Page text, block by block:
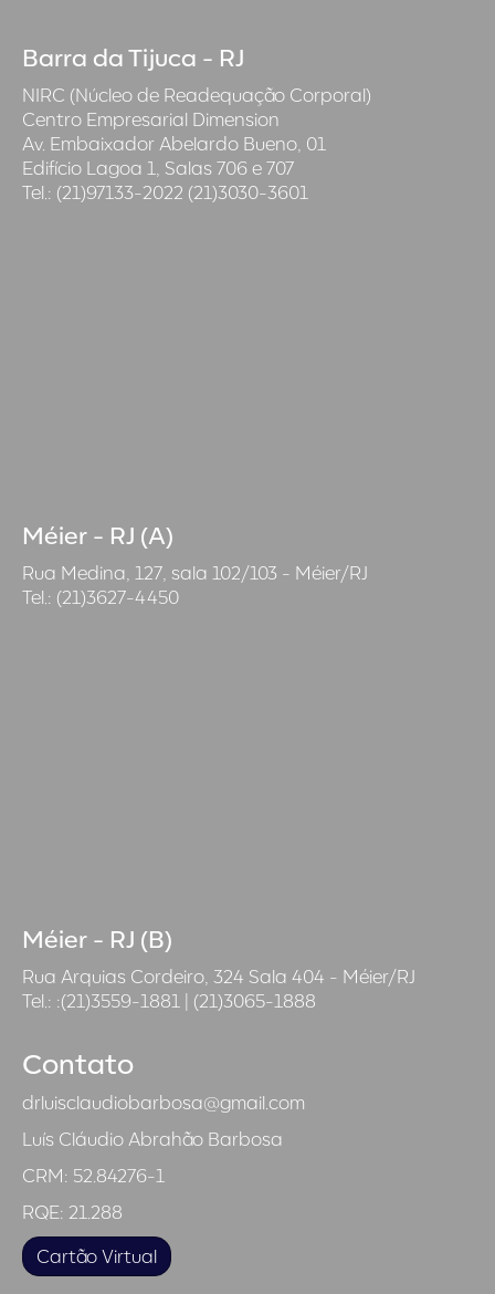
Barra da Tijuca - RJ
NIRC (Núcleo de Readequação Corporal)
Centro Empresarial Dimension
Av. Embaixador Abelardo Bueno, 01
Edifício Lagoa 1, Salas 706 e 707
Tel.: (21)97133-2022 (21)3030-3601
Méier - RJ (A)
Rua Medina, 127, sala 102/103 - Méier/RJ
Tel.: (21)3627-4450
Méier - RJ (B)
Rua Arquias Cordeiro, 324 Sala 404 - Méier/RJ
Tel.: :(21)3559-1881 | (21)3065-1888
Contato
drluisclaudiobarbosa@gmail.com
Luís Cláudio Abrahão Barbosa
CRM: 52.84276-1
RQE: 21.288
Cartão Virtual